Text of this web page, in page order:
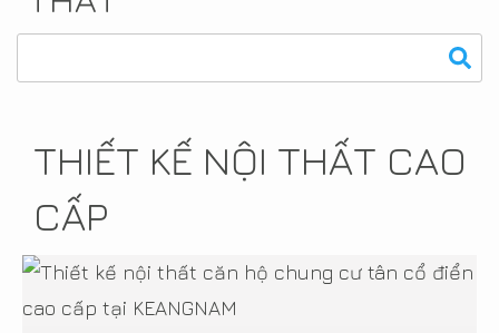
THIẾT KẾ NỘI THẤT CAO
CẤP